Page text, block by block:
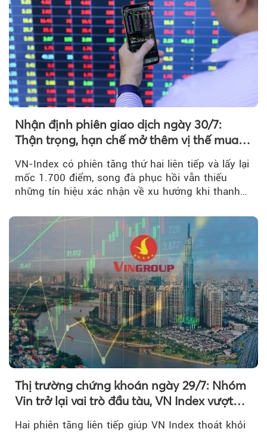
Nhận định phiên giao dịch ngày 30/7:
Thận trọng, hạn chế mở thêm vị thế mua
VN-Index có phiên tăng thứ hai liên tiếp và lấy lại
mốc 1.700 điểm, song đà phục hồi vẫn thiếu
những tín hiệu xác nhận về xu hướng khi thanh
Thị trường chứng khoán ngày 29/7: Nhóm
Vin trở lại vai trò đầu tàu, VN Index vượt
Hai phiên tăng liên tiếp giúp VN Index thoát khỏi